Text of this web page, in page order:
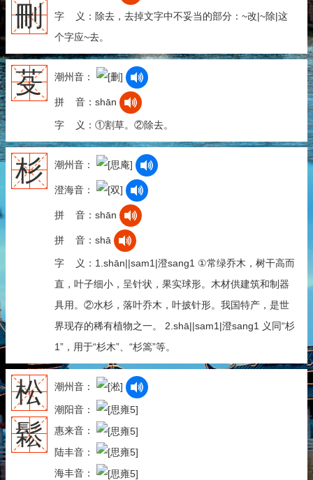
刪
字 义：除去，去掉文字中不妥当的部分：~改|~除|这
个字应~去。
芟 潮州音：
拼 音：shān
字 义：①割草。②除去。
杉 潮州音：
澄海音：
拼 音：shān
拼 音：shā
字 义：1.shān||sam1|澄sang1 ①常绿乔木，树干高而
直，叶子细小，呈针状，果实球形。木材供建筑和制器
具用。②水杉，落叶乔木，叶披针形。我国特产，是世
界现存的稀有植物之一。 2.shā||sam1|澄sang1 义同“杉
1”，用于“杉木”、“杉篙”等。
松
鬆
潮州音：
潮阳音：
惠来音：
陆丰音：
海丰音：